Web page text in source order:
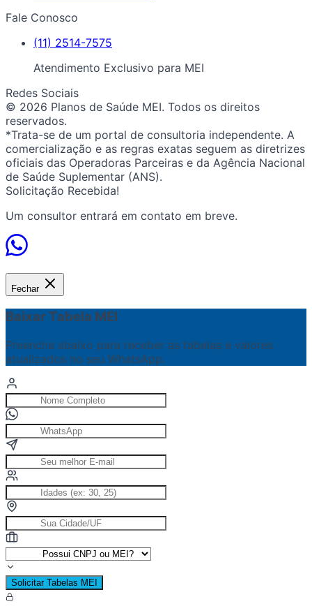
Fale Conosco
(11) 2514-7575
Atendimento Exclusivo para MEI
Redes Sociais
© 2026 Planos de Saúde MEI. Todos os direitos
reservados.
*Trata-se de um portal de consultoria independente. A
comercialização e as regras exatas seguem as diretrizes
oficiais das Operadoras Parceiras e da Agência Nacional
de Saúde Suplementar (ANS).
Solicitação Recebida!
Um consultor entrará em contato em breve.
Fechar
Baixar Tabela MEI
Preencha abaixo para receber as tabelas e valores
atualizados no seu WhatsApp.
Solicitar Tabelas MEI